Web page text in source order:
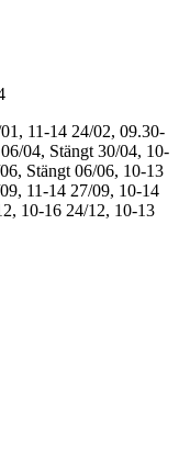
11-14 24/02, 09.30-
06/04, Stängt 30/04, 10-
Stängt 06/06, 10-13
11-14 27/09, 10-14
10-16 24/12, 10-13